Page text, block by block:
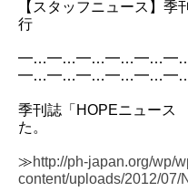
【スタッフニュース】
行
季刊誌「HOPEニュース
た。
≫http://ph-japan.org/wp/
content/uploads/2012/07/